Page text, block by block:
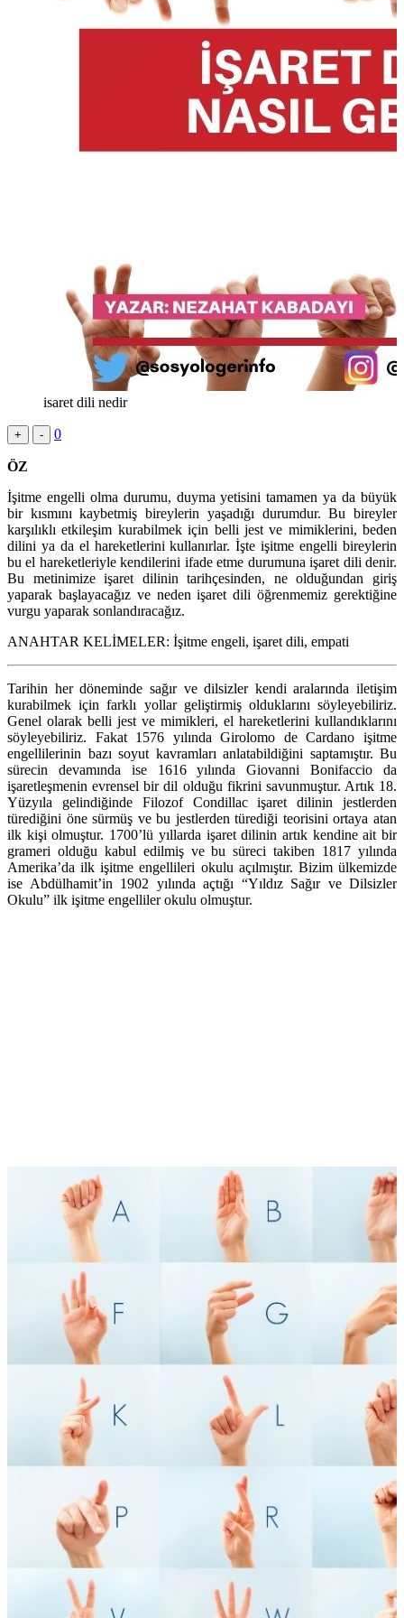
isaret dili nedir
+ - 0
ÖZ
İşitme engelli olma durumu, duyma yetisini tamamen ya da büyük
bir kısmını kaybetmiş bireylerin yaşadığı durumdur. Bu bireyler
karşılıklı etkileşim kurabilmek için belli jest ve mimiklerini, beden
dilini ya da el hareketlerini kullanırlar. İşte işitme engelli bireylerin
bu el hareketleriyle kendilerini ifade etme durumuna işaret dili denir.
Bu metinimize işaret dilinin tarihçesinden, ne olduğundan giriş
yaparak başlayacağız ve neden işaret dili öğrenmemiz gerektiğine
vurgu yaparak sonlandıracağız.
ANAHTAR KELİMELER: İşitme engeli, işaret dili, empati
Tarihin her döneminde sağır ve dilsizler kendi aralarında iletişim
kurabilmek için farklı yollar geliştirmiş olduklarını söyleyebiliriz.
Genel olarak belli jest ve mimikleri, el hareketlerini kullandıklarını
söyleyebiliriz. Fakat 1576 yılında Girolomo de Cardano işitme
engellilerinin bazı soyut kavramları anlatabildiğini saptamıştır. Bu
sürecin devamında ise 1616 yılında Giovanni Bonifaccio da
işaretleşmenin evrensel bir dil olduğu fikrini savunmuştur. Artık 18.
Yüzyıla gelindiğinde Filozof Condillac işaret dilinin jestlerden
türediğini öne sürmüş ve bu jestlerden türediği teorisini ortaya atan
ilk kişi olmuştur. 1700’lü yıllarda işaret dilinin artık kendine ait bir
grameri olduğu kabul edilmiş ve bu süreci takiben 1817 yılında
Amerika’da ilk işitme engellileri okulu açılmıştır. Bizim ülkemizde
ise Abdülhamit’in 1902 yılında açtığı “Yıldız Sağır ve Dilsizler
Okulu” ilk işitme engelliler okulu olmuştur.